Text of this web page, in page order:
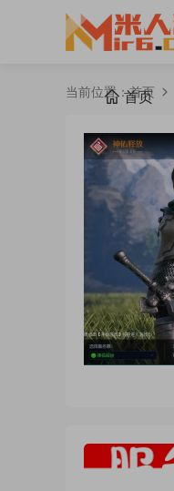
首页
当前位置：首页